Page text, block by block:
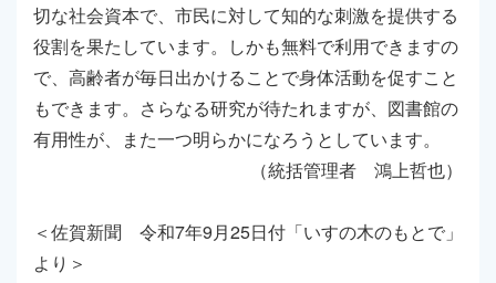
切な社会資本で、市民に対して知的な刺激を提供する
役割を果たしています。しかも無料で利用できますの
で、高齢者が毎日出かけることで身体活動を促すこと
もできます。さらなる研究が待たれますが、図書館の
有用性が、また一つ明らかになろうとしています。
（統括管理者 鴻上哲也）
＜佐賀新聞 令和7年9月25日付「いすの木のもとで」
より＞